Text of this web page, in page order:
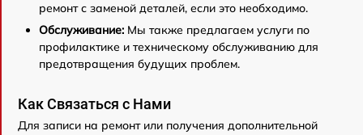
ремонт с заменой деталей, если это необходимо.
Обслуживание: Мы также предлагаем услуги по
профилактике и техническому обслуживанию для
предотвращения будущих проблем.
Как Связаться с Нами
Для записи на ремонт или получения дополнительной